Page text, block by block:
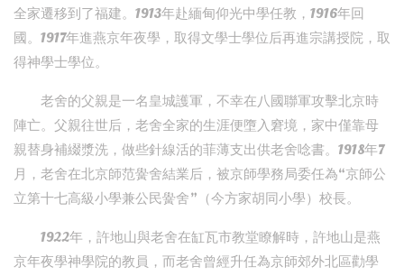
全家遷移到了福建。1913年赴緬甸仰光中學任教，1916年回
國。1917年進燕京年夜學，取得文學士學位后再進宗講授院，取
得神學士學位。
老舍的父親是一名皇城護軍，不幸在八國聯軍攻擊北京時
陣亡。父親往世后，老舍全家的生涯便墮入窘境，家中僅靠母
親替身補綴漿洗，做些針線活的菲薄支出供老舍唸書。1918年7
月，老舍在北京師范黌舍結業后，被京師學務局委任為“京師公
立第十七高級小學兼公民黌舍”（今方家胡同小學）校長。
1922年，許地山與老舍在缸瓦市教堂瞭解時，許地山是燕
京年夜學神學院的教員，而老舍曾經升任為京師郊外北區勸學